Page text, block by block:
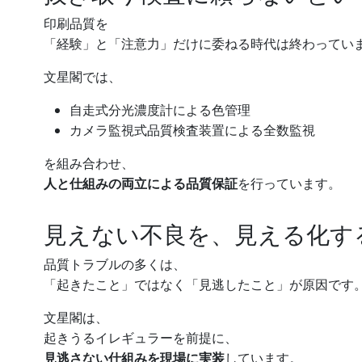
印刷品質を
「経験」と「注意力」だけに委ねる時代は終わってい
文星閣では、
自走式分光濃度計による色管理
カメラ監視式品質検査装置による全数監視
を組み合わせ、
人と仕組みの両立による品質保証を行っています。
見えない不良を、見える化す
品質トラブルの多くは、
「起きたこと」ではなく「見逃したこと」が原因です。
文星閣は、
起きうるイレギュラーを前提に、
見逃さない仕組みを現場に実装しています。